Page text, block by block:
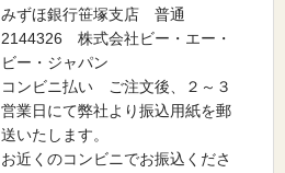
みずほ銀行笹塚支店 普通
2144326 株式会社ビー・エー・
ビー・ジャパン
コンビニ払い ご注文後、２～３
営業日にて弊社より振込用紙を郵
送いたします。
お近くのコンビニでお振込くださ